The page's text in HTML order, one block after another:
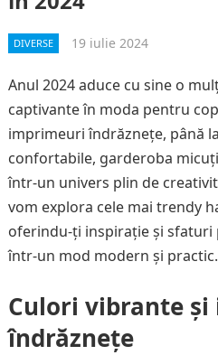
DIVERSE 19 iulie 2024
Anul 2024 aduce cu sine o
captivante în moda pentru
imprimeuri îndrăznețe, până
confortabile, garderoba
într-un univers plin de
vom explora cele mai trendy
oferindu-ți inspirație și sfaturi
într-un mod modern și practic.
Culori vibrante
îndrăznețe